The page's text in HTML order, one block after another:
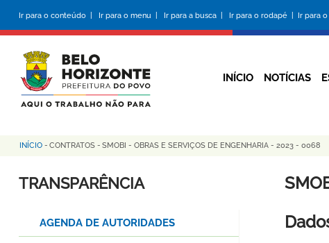
conteúdo
principal
Ir para o conteúdo | Ir para o menu | Ir para a busca | Ir para o rodapé | Ir para
INÍCIO NOTÍCIAS
Trilha
de
INÍCIO - CONTRATOS - SMOBI - OBRAS E SERVIÇOS DE ENGENHARIA - 2023 - 0068
TRANSPARÊNCIA
AGENDA DE AUTORIDADES